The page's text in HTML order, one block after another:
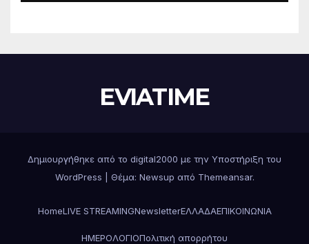
EVIATIME
Δημιουργήθηκε από το digital2000 με την Υποστήριξη του
WordPress
Θέμα: Newsup από Themeansar.
HomeLIVE STREAMINGNewsletterΕΛΛΑΔΑΕΠΙΚΟΙΝΩΝΙΑ
ΗΜΕΡΟΛΟΓΙΟΠολιτική απορρήτου